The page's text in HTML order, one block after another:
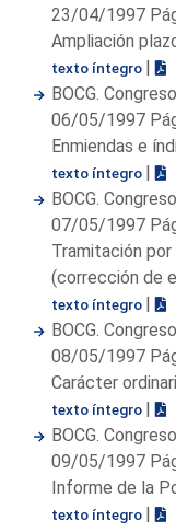
23/04/1997
Ampliación
texto íntegro |
BOCG.
06/05/1997
Enmiendas e
texto íntegro |
BOCG.
07/05/1997
Tramitación
(corrección de
texto íntegro |
BOCG.
08/05/1997
Carácter
texto íntegro |
BOCG.
09/05/1997
Informe de la
texto íntegro |